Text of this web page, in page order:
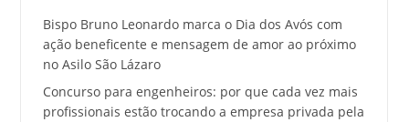
Bispo Bruno Leonardo marca o Dia dos Avós com
ação beneficente e mensagem de amor ao próximo
no Asilo São Lázaro
Concurso para engenheiros: por que cada vez mais
profissionais estão trocando a empresa privada pela